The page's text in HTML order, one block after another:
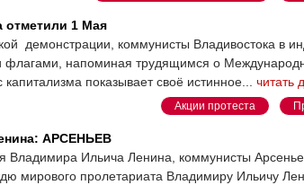
отметили 1 Мая
демонстрации, коммунисты Владивостока в
флагами, напоминая трудящимся о
показывает своё истинное... читать
Акции протеста
АРСЕНЬЕВ
Владимира Ильича Ленина, коммунисты
мирового пролетариата Владимиру Ильичу